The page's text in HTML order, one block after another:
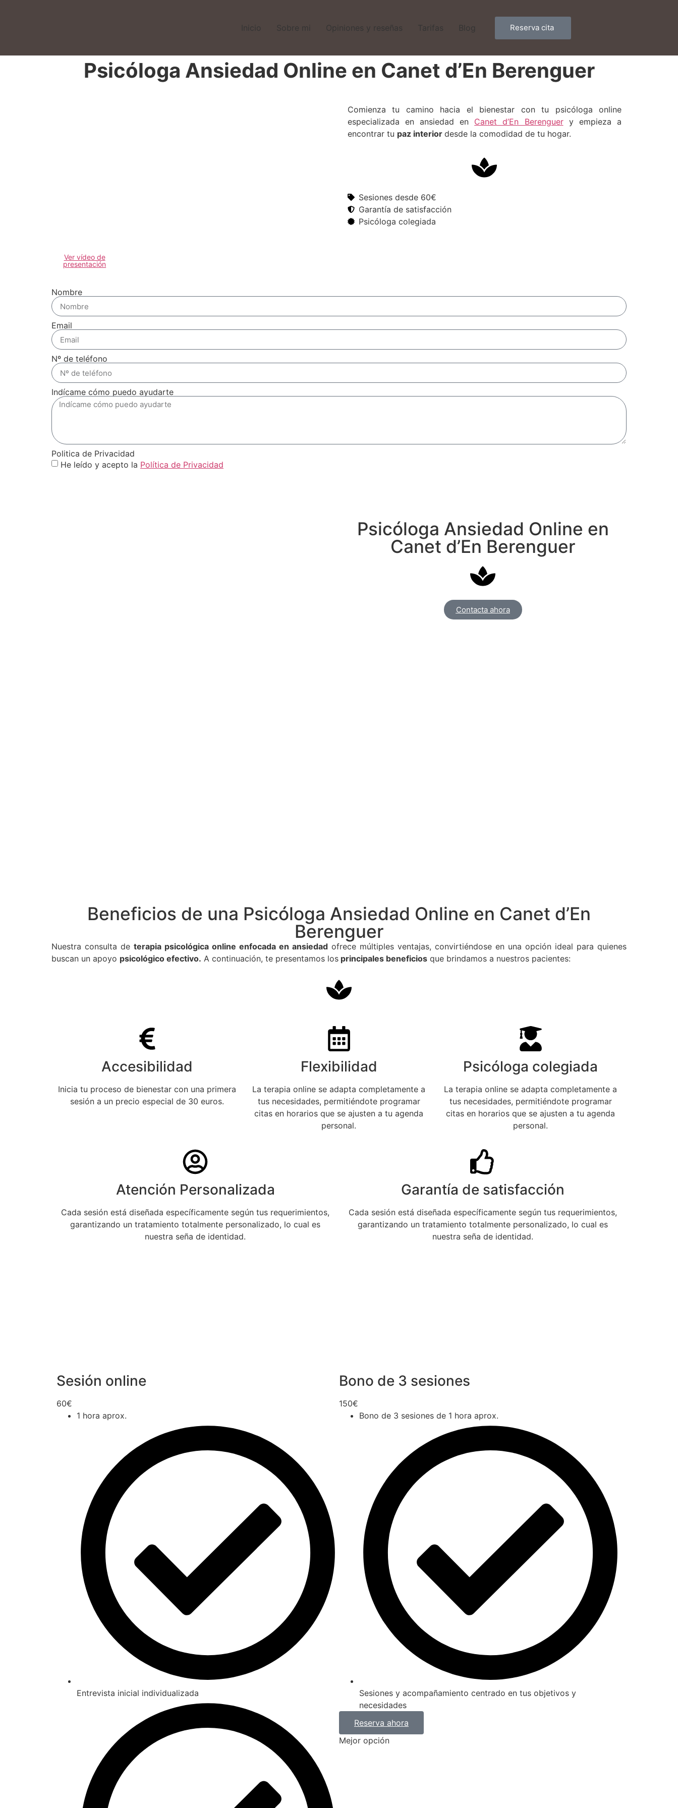
Inicio Sobre mi Opiniones y reseñas Tarifas Blog Reserva cita
Psicóloga Ansiedad Online en Canet d’En Berenguer
Ver vídeo de
presentación
Comienza tu camino hacia el bienestar con tu psicóloga online
especializada en ansiedad en Canet d’En Berenguery empieza a
encontrar tu paz interior desde la comodidad de tu hogar.
Sesiones desde 60€
Garantía de satisfacción
Psicóloga colegiada
Nombre
Email
Nº de teléfono
Indícame cómo puedo ayudarte
Politica de Privacidad
He leído y acepto la Política de Privacidad
Psicóloga Ansiedad Online en
Canet d’En Berenguer
Contacta ahora
Beneficios de una Psicóloga Ansiedad Online en Canet d’En
Berenguer
Nuestra consulta de terapia psicológica online enfocada en ansiedad ofrece múltiples ventajas, convirtiéndose en una opción ideal para quienes
buscan un apoyo psicológico efectivo. A continuación, te presentamos los principales beneficios que brindamos a nuestros pacientes:
Accesibilidad
Inicia tu proceso de bienestar con una primera
sesión a un precio especial de 30 euros.
Flexibilidad
La terapia online se adapta completamente a
tus necesidades, permitiéndote programar
citas en horarios que se ajusten a tu agenda
personal.
Psicóloga colegiada
La terapia online se adapta completamente a
tus necesidades, permitiéndote programar
citas en horarios que se ajusten a tu agenda
personal.
Atención Personalizada
Cada sesión está diseñada específicamente según tus requerimientos,
garantizando un tratamiento totalmente personalizado, lo cual es
nuestra seña de identidad.
Garantía de satisfacción
Cada sesión está diseñada específicamente según tus requerimientos,
garantizando un tratamiento totalmente personalizado, lo cual es
nuestra seña de identidad.
Sesión online
60€
1 hora aprox.
Entrevista inicial individualizada
Bono de 3 sesiones
150€
Bono de 3 sesiones de 1 hora aprox.
Sesiones y acompañamiento centrado en tus objetivos y
necesidades
Reserva ahora
Mejor opción